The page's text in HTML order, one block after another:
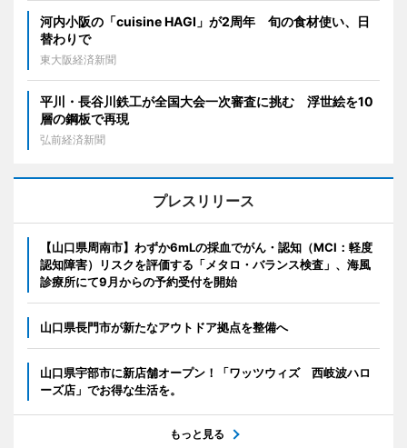
河内小阪の「cuisine HAGI」が2周年 旬の食材使い、日
替わりで
東大阪経済新聞
平川・長谷川鉄工が全国大会一次審査に挑む 浮世絵を10
層の鋼板で再現
弘前経済新聞
プレスリリース
【山口県周南市】わずか6mLの採血でがん・認知（MCI：軽度
認知障害）リスクを評価する「メタロ・バランス検査」、海風
診療所にて9月からの予約受付を開始
山口県長門市が新たなアウトドア拠点を整備へ
山口県宇部市に新店舗オープン！「ワッツウィズ 西岐波ハロ
ーズ店」でお得な生活を。
もっと見る